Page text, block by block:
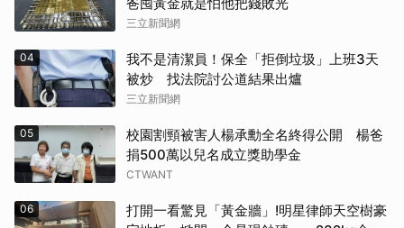
三立新聞網
04
我不是清潔員！保全「拒倒垃圾」上班3天
被炒 找法院討公道結果出爐
三立新聞網
05
校園割頸被害人楊承勳全名終得公開 楊爸
捐500萬以兒名成立獎助學金
CTWANT
06
打開一看驚見「黃金牆」!明星律師天空樹豪